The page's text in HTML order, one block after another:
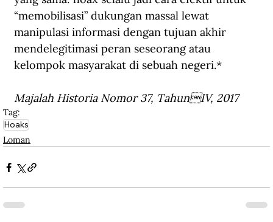
“memobilisasi” dukungan massal lewat
manipulasi informasi dengan tujuan akhir
mendelegitimasi peran seseorang atau
kelompok masyarakat di sebuah negeri.*
Majalah Historia Nomor 37, TahunIV, 2017
Tag:
Hoaks
Loman